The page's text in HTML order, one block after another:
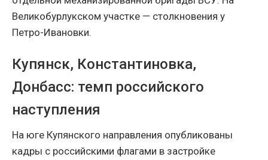
Великобурлукском участке — столкновения у
Петро-Ивановки.
Купянск, Константиновка,
Донбасс: темп российского
наступления
На юге Купянского направления опубликованы
кадры с российскими флагами в застройке